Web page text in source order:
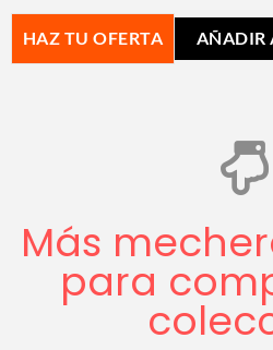
HAZ TU OFERTA AÑADIR
Más
para